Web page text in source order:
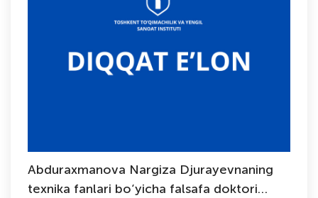
Abduraxmanova Nargiza Djurayevnaning
texnika fanlari bo‘yicha falsafa doktori